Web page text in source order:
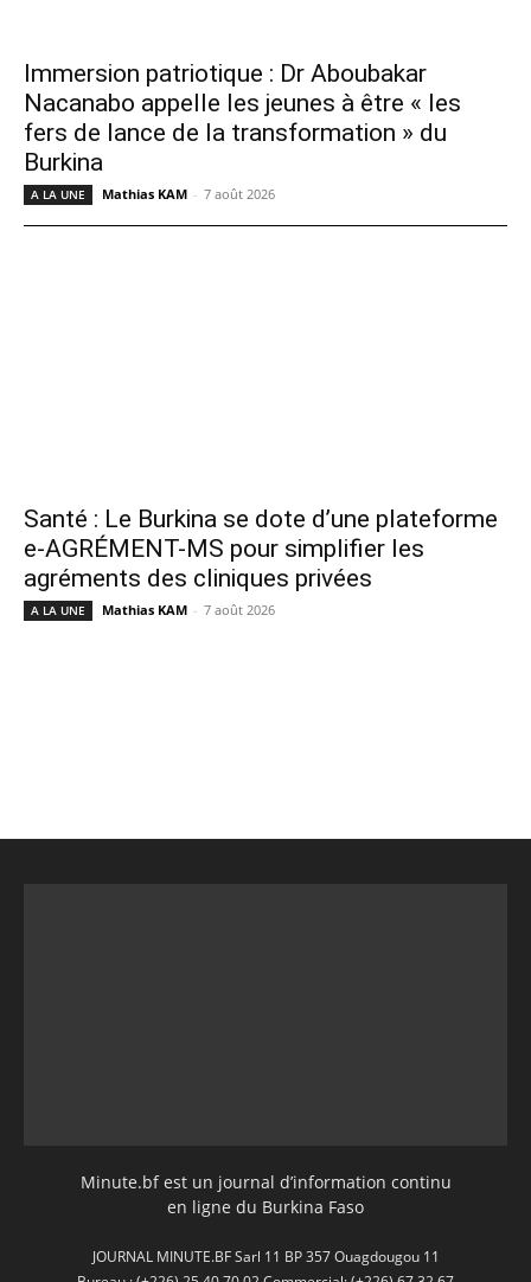
Immersion patriotique : Dr Aboubakar
Nacanabo appelle les jeunes à être « les
fers de lance de la transformation » du
Burkina
A LA UNE Mathias KAM - 7 août 2026
Santé : Le Burkina se dote d’une plateforme
e-AGRÉMENT-MS pour simplifier les
agréments des cliniques privées
A LA UNE Mathias KAM - 7 août 2026
Minute.bf est un journal d’information continu
en ligne du Burkina Faso
JOURNAL MINUTE.BF Sarl 11 BP 357 Ouagdougou 11